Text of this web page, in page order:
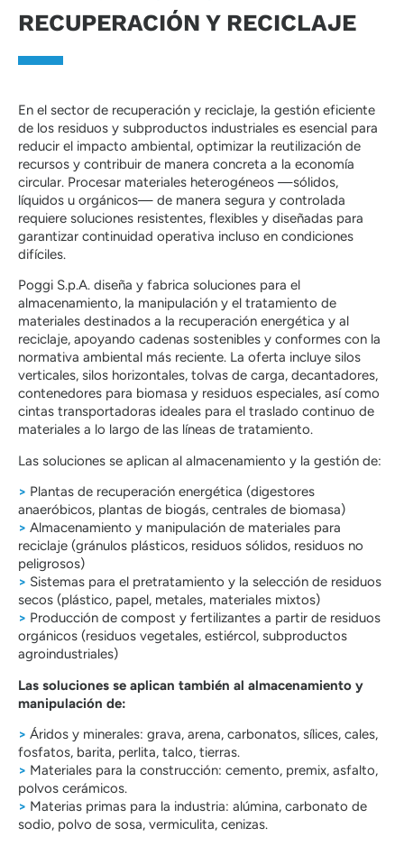
RECUPERACIÓN Y RECICLAJE
En el sector de recuperación y reciclaje, la gestión eficiente
de los residuos y subproductos industriales es esencial para
reducir el impacto ambiental, optimizar la reutilización de
recursos y contribuir de manera concreta a la economía
circular. Procesar materiales heterogéneos —sólidos,
líquidos u orgánicos— de manera segura y controlada
requiere soluciones resistentes, flexibles y diseñadas para
garantizar continuidad operativa incluso en condiciones
difíciles.
Poggi S.p.A. diseña y fabrica soluciones para el
almacenamiento, la manipulación y el tratamiento de
materiales destinados a la recuperación energética y al
reciclaje, apoyando cadenas sostenibles y conformes con la
normativa ambiental más reciente. La oferta incluye silos
verticales, silos horizontales, tolvas de carga, decantadores,
contenedores para biomasa y residuos especiales, así como
cintas transportadoras ideales para el traslado continuo de
materiales a lo largo de las líneas de tratamiento.
Las soluciones se aplican al almacenamiento y la gestión de:
> Plantas de recuperación energética (digestores
anaeróbicos, plantas de biogás, centrales de biomasa)
> Almacenamiento y manipulación de materiales para
reciclaje (gránulos plásticos, residuos sólidos, residuos no
peligrosos)
> Sistemas para el pretratamiento y la selección de residuos
secos (plástico, papel, metales, materiales mixtos)
> Producción de compost y fertilizantes a partir de residuos
orgánicos (residuos vegetales, estiércol, subproductos
agroindustriales)
Las soluciones se aplican también al almacenamiento y
manipulación de:
> Áridos y minerales: grava, arena, carbonatos, sílices, cales,
fosfatos, barita, perlita, talco, tierras.
> Materiales para la construcción: cemento, premix, asfalto,
polvos cerámicos.
> Materias primas para la industria: alúmina, carbonato de
sodio, polvo de sosa, vermiculita, cenizas.